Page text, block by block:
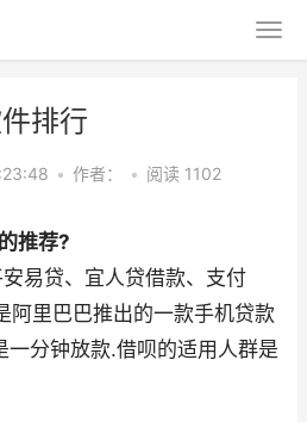
排行
• 作者： • 阅读 1102
推荐?
易贷、宜人贷借款、支付
阿里巴巴推出的一款手机贷款
分钟放款.借呗的适用人群是